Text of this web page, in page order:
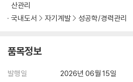
*무의식적 소비에서 벗어나, 선택하는 소비로
소득이 늘어날 때 가장 먼저 해야 할 일
카페라테 효과: 소비를 저축으로 바꾸는 첫
저축에도 방향이 있습니다.
산관리
국내도서
자기계발 성공학/경력관리
품목정보
발행일
2026년 06월 15일